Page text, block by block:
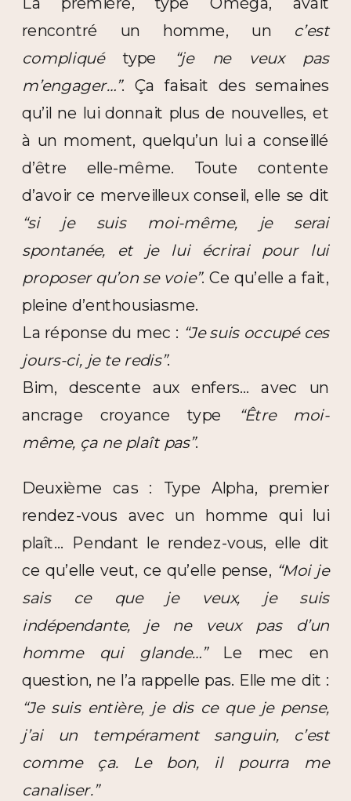
rencontré un homme, un c’est
compliquétype
“je ne veux pas
m’engager…”. Ça faisait des semaines
qu’il ne lui donnait plus de nouvelles, et
à un moment, quelqu’un lui a conseillé
d’être elle-même. Toute contente
d’avoir ce merveilleux conseil, elle se dit
“si je suis moi-même, je serai
spontanée, et je lui écrirai pour lui
proposer qu’on se voie”. Ce qu’elle a fait,
pleine d’enthousiasme.
La réponse du mec : “Je suis occupé ces
jours-ci, je te redis”.
Bim, descente aux enfers… avec un
ancrage croyance type
“Être moi-
même, ça ne plaît pas”.
Deuxième cas : Type Alpha, premier
rendez-vous avec un homme qui lui
plaît… Pendant le rendez-vous, elle dit
ce qu’elle veut, ce qu’elle pense, “Moi je
sais ce que je veux, je suis
indépendante, je ne veux pas d’un
homme qui glande…”Le mec en
question, ne l’a rappelle pas. Elle me dit :
“Je suis entière, je dis ce que je pense,
j’ai un tempérament sanguin, c’est
comme ça. Le bon, il pourra me
canaliser.”